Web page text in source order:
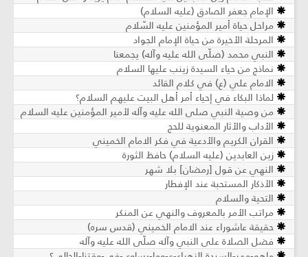
الإمام جعفر الصادق (عليه السلام)
مراحل حياة أمير المؤمنين عليه السّلام
المرحلة الأخيرة من حياة الإمام الجواد
النبي محمد (صلّى الله عليه وآله) يجمعنا
نماذج من حياء السيدة زينب عليها السلام
الامام علي (ع) في كلام القائد
لماذا البكاء في إحياء أمر أهل البيت عليهم السلام؟
من وصية النبي صلى الله عليه وآله لأمير المؤمنين عليه السلام
الأداب والأثار المعنوية للحج
القران الكريم والأدعية في فكر الامام الخميني
زين العابدين (عليه السلام) حافظ الثورة
النهي عن قول [رمضان] بلا شهر
الأذكار المستحبة عند الإفطار
التحية والسلام
مراتب الأمر بالمعروف والنهي عن المنكر
حقيقة عاشوراء عند الامام الخميني (قدس سره)
فضل الصلاة على النبي وآله صلّى الله عليه وآله